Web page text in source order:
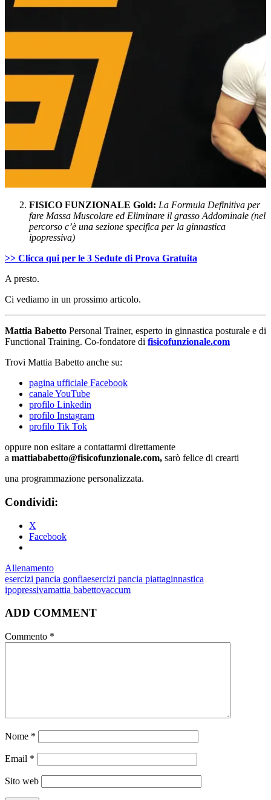
FISICO FUNZIONALE Gold: La Formula Definitiva per
fare Massa Muscolare ed Eliminare il grasso Addominale (nel
percorso c’è una sezione specifica per la ginnastica
ipopressiva)
>> Clicca qui per le 3 Sedute di Prova Gratuita
A presto.
Ci vediamo in un prossimo articolo.
Mattia Babetto Personal Trainer, esperto in ginnastica posturale e di
Functional Training. Co-fondatore di fisicofunzionale.com
Trovi Mattia Babetto anche su:
pagina ufficiale Facebook
canale YouTube
profilo Linkedin
profilo Instagram
profilo Tik Tok
oppure non esitare a contattarmi direttamente
a mattiababetto@fisicofunzionale.com, sarò felice di crearti
una programmazione personalizzata.
Condividi:
X
Facebook
Allenamento
esercizi pancia gonfiaesercizi pancia piattaginnastica
ipopressivamattia babettovaccum
ADD COMMENT
Commento *
Nome *
Email *
Sito web